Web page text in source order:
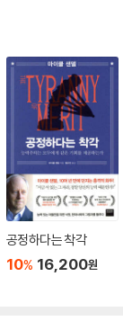
공정하다는 착각
10% 16,200원